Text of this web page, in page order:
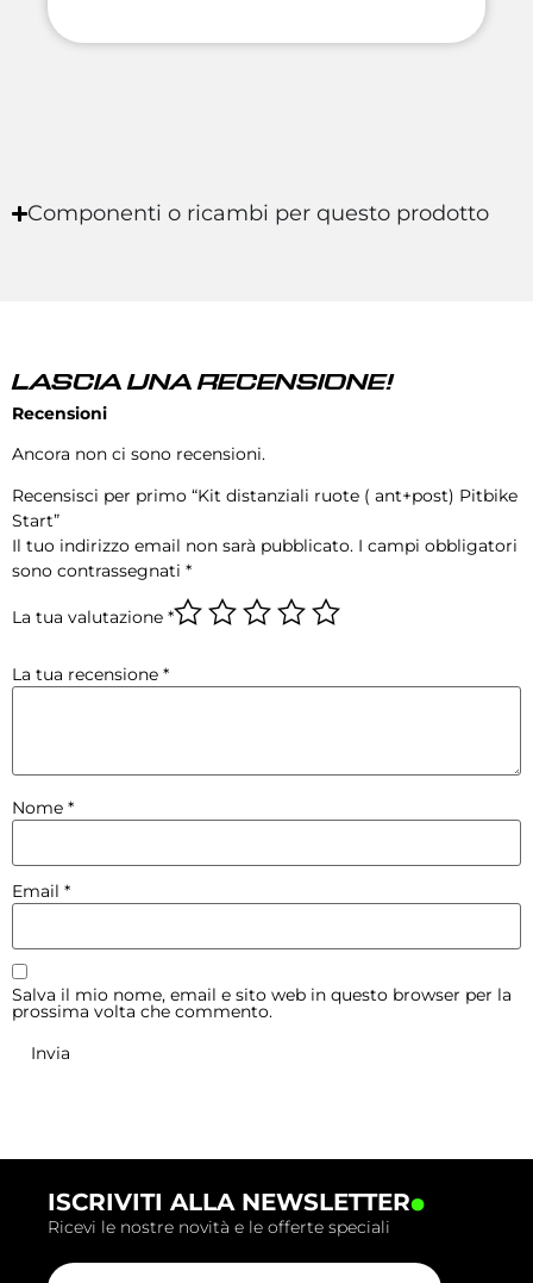
Componenti o ricambi per questo prodotto
LASCIA UNA RECENSIONE!
Recensioni
Ancora non ci sono recensioni.
Recensisci per primo “Kit distanziali ruote ( ant+post) Pitbike
Start”
Il tuo indirizzo email non sarà pubblicato. I campi obbligatori
sono contrassegnati *
La tua valutazione *
La tua recensione *
Nome *
Email *
Salva il mio nome, email e sito web in questo browser per la
prossima volta che commento.
ISCRIVITI ALLA NEWSLETTER.
Ricevi le nostre novità e le offerte speciali